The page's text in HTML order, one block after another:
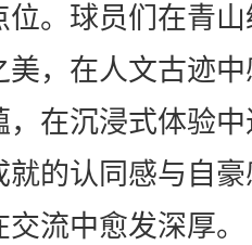
位。球员们在青
美，在人文古迹
，在沉浸式体验
就的认同感与自
流中愈发深厚。